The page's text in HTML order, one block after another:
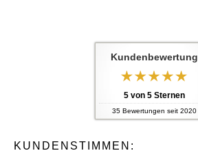
Kundenbewertung
5von 5Sternen
35Bewertungen seit 2020
KUNDENSTIMMEN: